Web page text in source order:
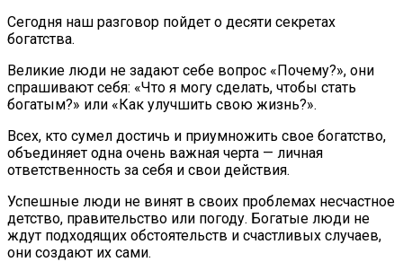
Сегодня наш разговор пойдет о десяти секретах
богатства.
Великие люди не задают себе вопрос «Почему?», они
спрашивают себя: «Что я могу сделать, чтобы стать
богатым?» или «Как улучшить свою жизнь?».
Всех, кто сумел достичь и приумножить свое богатство,
объединяет одна очень важная черта — личная
ответственность за себя и свои действия.
Успешные люди не винят в своих проблемах несчастное
детство, правительство или погоду. Богатые люди не
ждут подходящих обстоятельств и счастливых случаев,
они создают их сами.